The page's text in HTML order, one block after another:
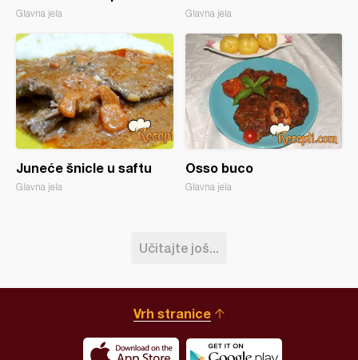
Glavna jela Glavna jela
Juneće šnicle u saftu
Glavna jela
Osso buco
Glavna jela
Učitajte još...
Vrh stranice